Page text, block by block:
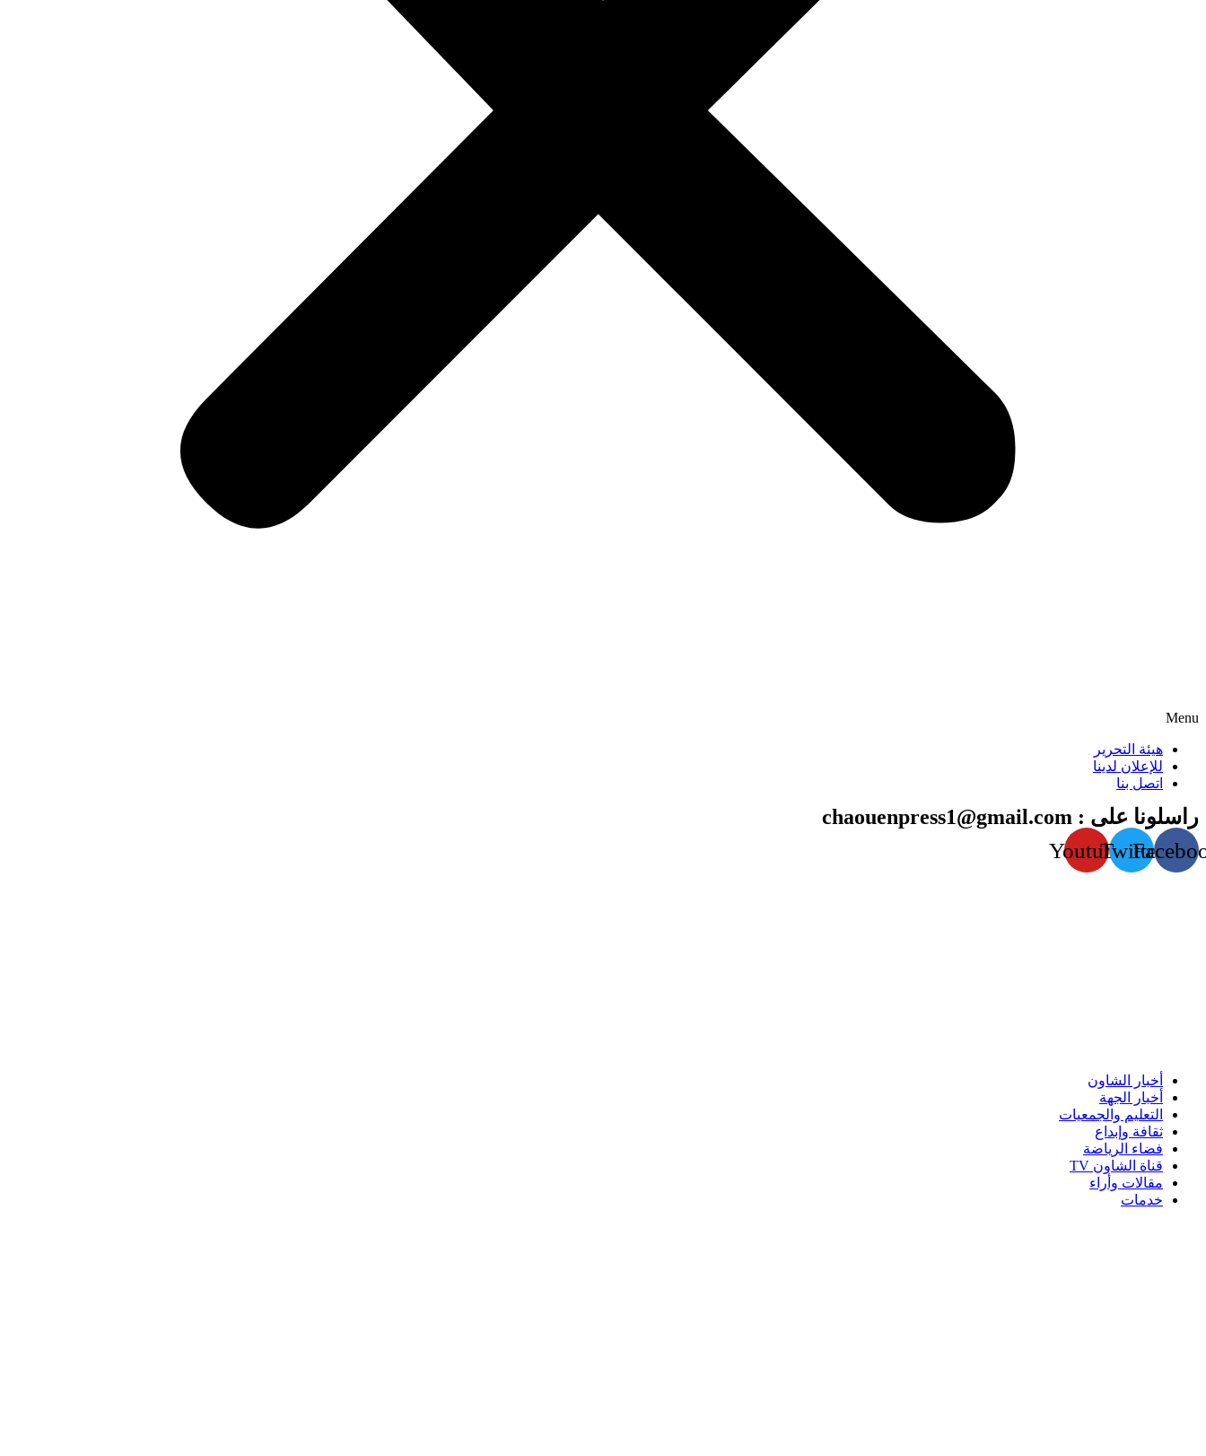
Menu
هيئة التحرير
للإعلان لدينا
اتصل بنا
راسلونا على : chaouenpress1@gmail.com
Twitter
Youtube
أخبار الشاون
أخبار الجهة
التعليم والجمعيات
ثقافة وإبداع
فضاء الرياضة
قناة الشاون TV
مقالات وأراء
خدمات